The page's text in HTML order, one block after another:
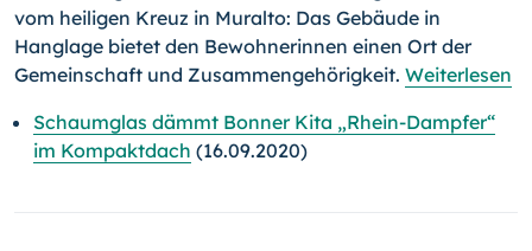
vom heiligen Kreuz in Mural­to: Das Gebäude in
Hanglage bietet den Bewohnerinnen einen Ort der
Gemeinschaft und Zusammengehörigkeit. Weiterlesen
Schaumglas dämmt Bonner Kita „Rhein-Dampfer“
im Kompaktdach (16.09.2020)